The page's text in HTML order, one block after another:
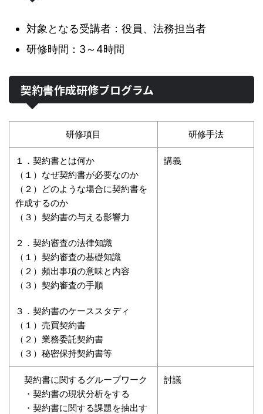
対象となる受講者：役員、法務担当者
研修時間：3～4時間
契約書作成研修プログラム
研修項目 研修手法
１．契約書とは何か
（１）なぜ契約書が必要なのか
（２）どのような場合に契約書を
作成するのか
（３）契約書の与える影響力
２．契約審査の法律知識
（１）契約審査の基礎知識
（２）頻出事項の意味と内容
（３）契約審査の手順
３．契約書のケーススタディ
（１）売買契約書
（２）業務委託契約書
（３）秘密保持契約書等
講義
契約書に関するグループワーク
・契約書の現状分析をする
・契約書に関する課題を抽出す
討議